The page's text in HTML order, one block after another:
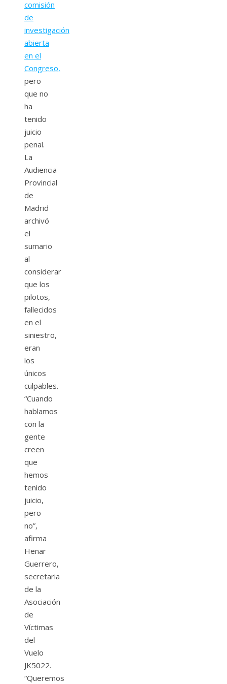
comisión
de
investigación
abierta
en el
Congreso,
pero
que no
ha
tenido
juicio
penal.
La
Audiencia
Provincial
de
Madrid
archivó
el
sumario
al
considerar
que los
pilotos,
fallecidos
en el
siniestro,
eran
los
únicos
culpables.
“Cuando
hablamos
con la
gente
creen
que
hemos
tenido
juicio,
pero
no”,
afirma
Henar
Guerrero,
secretaria
de la
Asociación
de
Víctimas
del
Vuelo
JK5022.
“Queremos